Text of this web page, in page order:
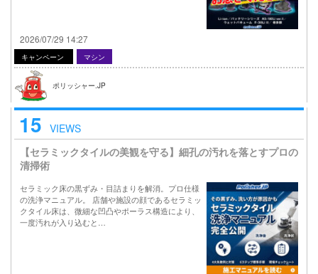
2026/07/29 14:27
キャンペーン マシン
ポリッシャー.JP
15 VIEWS
【セラミックタイルの美観を守る】細孔の汚れを落とすプロの
清掃術
セラミック床の黒ずみ・目詰まりを解消。プロ仕様
の洗浄マニュアル。 店舗や施設の顔であるセラミッ
クタイル床は、微細な凹凸やポーラス構造により、
一度汚れが入り込むと…